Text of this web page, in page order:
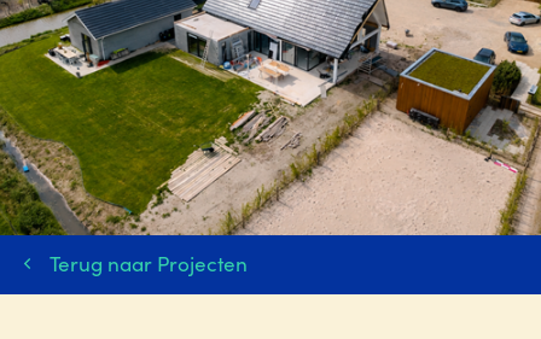
Terug naar Projecten